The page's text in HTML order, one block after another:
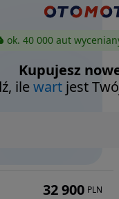
ok. 40 000 aut
Kupujesz
ilewart jest
32 900 PLN